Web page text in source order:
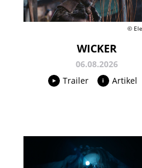
©
WICKER
06.08.2026
Trailer
Artikel